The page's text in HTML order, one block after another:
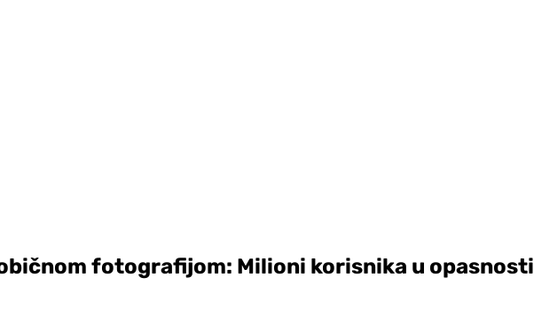
fotografijom: Milioni korisnika u opasnosti